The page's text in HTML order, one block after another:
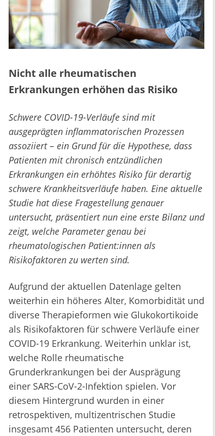
Nicht alle rheumatischen
Erkrankungen erhöhen das Risiko
Schwere COVID-19-Verläufe sind mit
ausgeprägten inflammatorischen Prozessen
assoziiert – ein Grund für die Hypothese, dass
Patienten mit chronisch entzündlichen
Erkrankungen ein erhöhtes Risiko für derartig
schwere Krankheitsverläufe haben. Eine aktuelle
Studie hat diese Fragestellung genauer
untersucht, präsentiert nun eine erste Bilanz und
zeigt, welche Parameter genau bei
rheumatologischen Patient:innen als
Risikofaktoren zu werten sind.
Aufgrund der aktuellen Datenlage gelten
weiterhin ein höheres Alter, Komorbidität und
diverse Therapieformen wie Glukokortikoide
als Risikofaktoren für schwere Verläufe einer
COVID-19 Erkrankung. Weiterhin unklar ist,
welche Rolle rheumatische
Grunderkrankungen bei der Ausprägung
einer SARS-CoV-2-Infektion spielen. Vor
diesem Hintergrund wurden in einer
retrospektiven, multizentrischen Studie
insgesamt 456 Patienten untersucht, deren